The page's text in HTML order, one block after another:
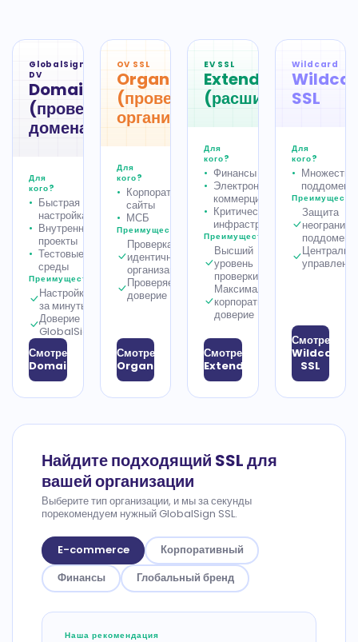
GlobalSign
DV
DomainSSL
(проверка
домена)
Для
кого?
Быстрая
настройка
Внутренние
проекты
Тестовые
среды
Преимущества
Настройка
за минуты
Доверие
GlobalSign
Смотреть
DomainSSL
OV SSL
OrganizationSSL
(проверка
организации)
Для
кого?
Корпоративные
сайты
МСБ
Преимущества
Проверка
идентичности
организации
Проверяемое
доверие
Смотреть
OrganizationSSL
EV SSL
ExtendedSSL
(расширенная)
Для
кого?
Финансы
Электронная
коммерция
Критическая
инфраструктура
Преимущества
Высший
уровень
проверки
Максимальное
корпоративное
доверие
Смотреть
ExtendedSSL
Wildcard
SSL
Для
кого?
Множество
Защита
управление
Смотреть
Wildcard
SSL
Найдите подходящий SSL для
вашей организации
Выберите тип организации, и мы за секунды
порекомендуем нужный GlobalSign SSL.
E-commerce
Корпоративный
Финансы
Глобальный бренд
Наша рекомендация